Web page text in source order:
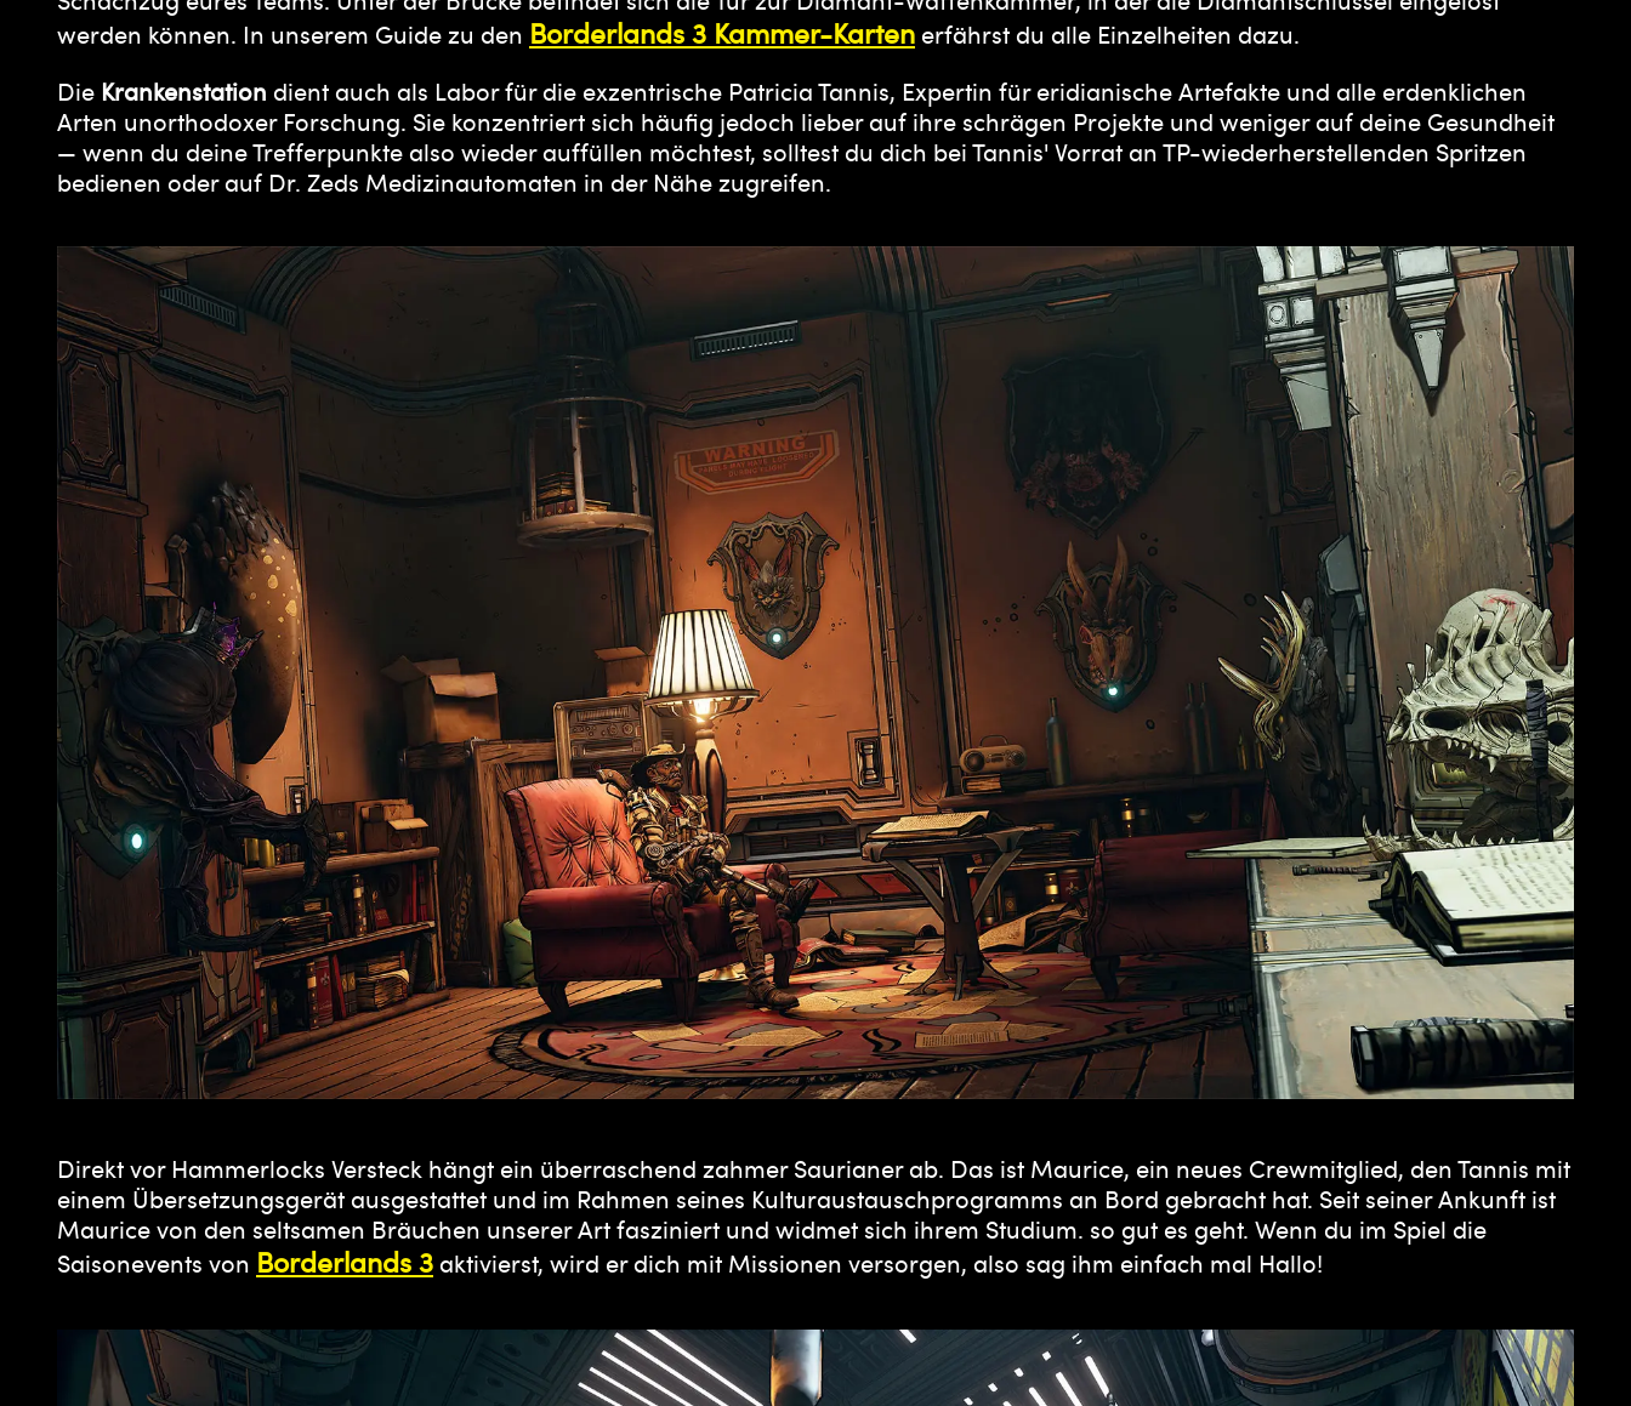
werden können. In unserem Guide zu den Borderlands 3 Kammer-Karten erfährst du alle Einzelheiten dazu.
Die Krankenstation dient auch als Labor für die exzentrische Patricia Tannis, Expertin für eridianische Artefakte und alle erdenklichen
Arten unorthodoxer Forschung. Sie konzentriert sich häufig jedoch lieber auf ihre schrägen Projekte und weniger auf deine Gesundheit
— wenn du deine Trefferpunkte also wieder auffüllen möchtest, solltest du dich bei Tannis' Vorrat an TP-wiederherstellenden Spritzen
bedienen oder auf Dr. Zeds Medizinautomaten in der Nähe zugreifen.
Direkt vor Hammerlocks Versteck hängt ein überraschend zahmer Saurianer ab. Das ist Maurice, ein neues Crewmitglied, den Tannis mit
einem Übersetzungsgerät ausgestattet und im Rahmen seines Kulturaustauschprogramms an Bord gebracht hat. Seit seiner Ankunft ist
Maurice von den seltsamen Bräuchen unserer Art fasziniert und widmet sich ihrem Studium. so gut es geht. Wenn du im Spiel die
Saisonevents von Borderlands 3 aktivierst, wird er dich mit Missionen versorgen, also sag ihm einfach mal Hallo!